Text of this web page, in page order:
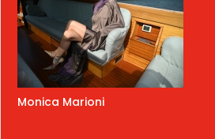
Monica Marioni